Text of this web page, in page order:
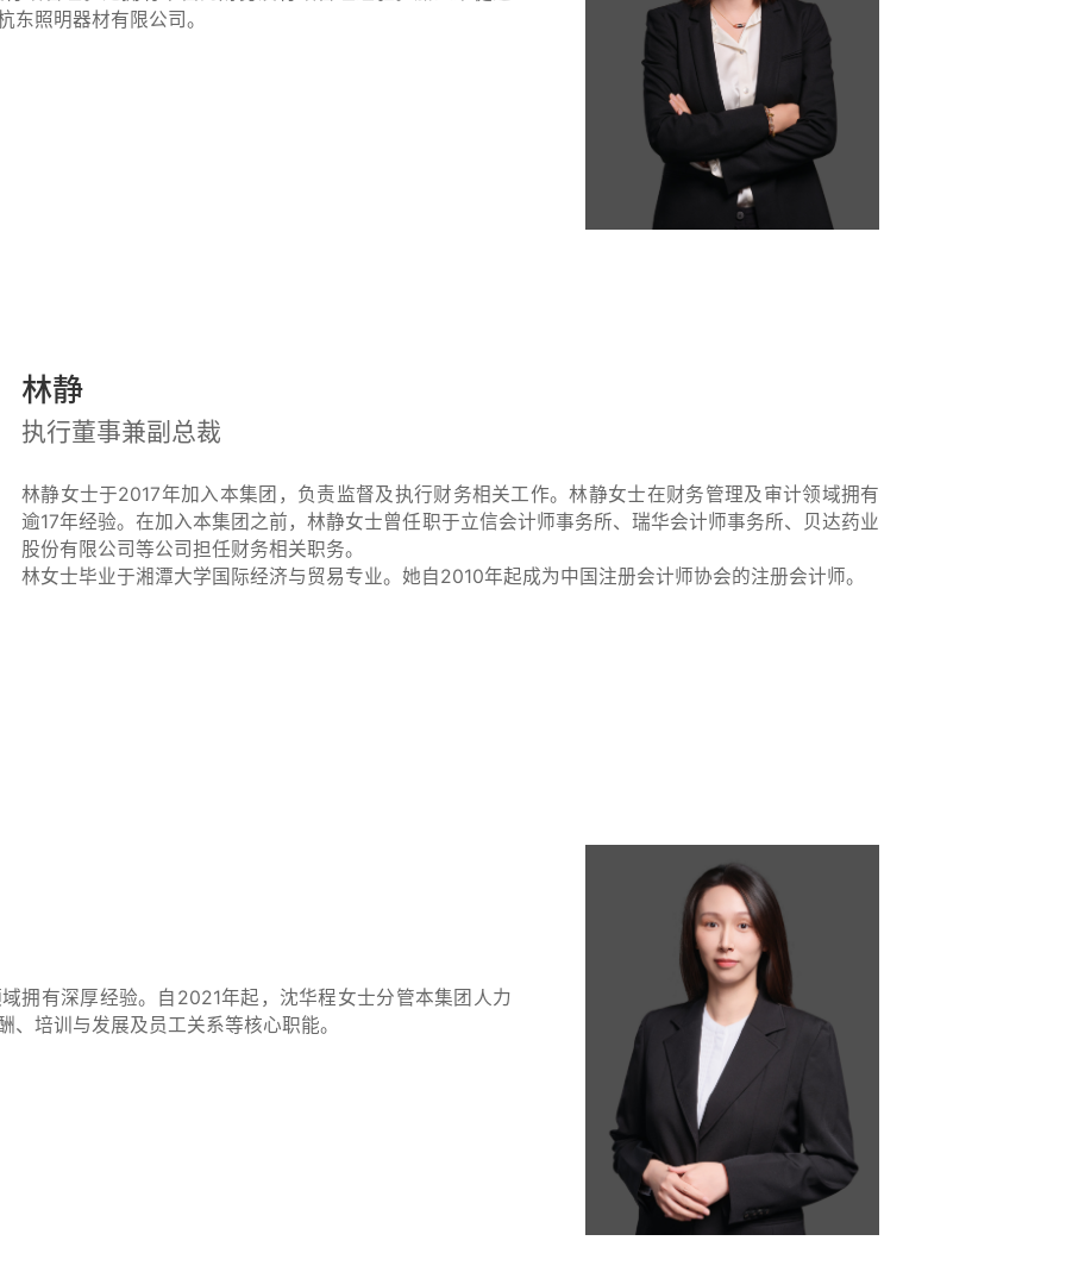
照明器材有限公司。
林静
执行董事兼副总裁
林静女士于2017年加入本集团，负责监督及执行财务相关工作。林静女士在财务管理及审计领域拥有
逾17年经验。在加入本集团之前，林静女士曾任职于立信会计师事务所、瑞华会计师事务所、贝达药业
股份有限公司等公司担任财务相关职务。
林女士毕业于湘潭大学国际经济与贸易专业。她自2010年起成为中国注册会计师协会的注册会计师。
拥有深厚经验。自2021年起，沈华程女士分管本集团人力
培训与发展及员工关系等核心职能。